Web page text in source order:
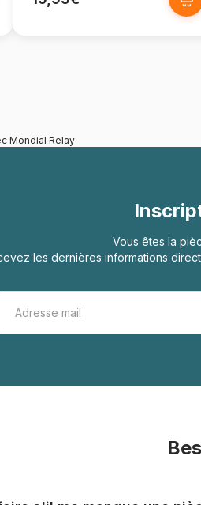
Mondial Relay
Vous êtes la
les dernières informations